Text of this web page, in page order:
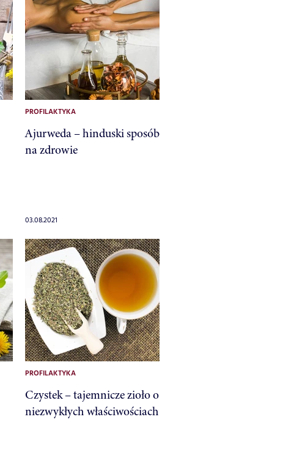
PROFILAKTYKA
Ajurweda – hinduski sposób
na zdrowie
03.08.2021
PROFILAKTYKA
Czystek – tajemnicze zioło o
niezwykłych właściwościach